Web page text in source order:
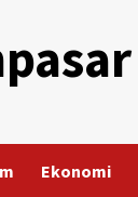
Ekonomi